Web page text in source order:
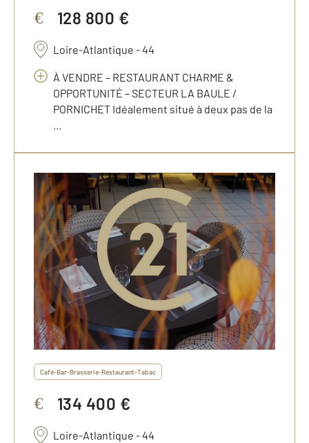
€ 128 800 €
Loire-Atlantique - 44
À VENDRE – RESTAURANT CHARME &
OPPORTUNITÉ – SECTEUR LA BAULE /
PORNICHET Idéalement situé à deux pas de la
...
Café-Bar-Brasserie-Restaurant-Tabac
€ 134 400 €
Loire-Atlantique - 44